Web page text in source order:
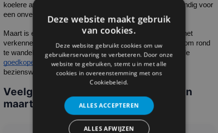
koelere avonden. Een lichte regenjas of een paraplu is handig voor
een onverwachte bui.
Maart is een perfecte maand voor culturele uitstapjes en het
verkennen van oude steden. De temperaturen zijn ideaal om rond
goedkope vliegtickets naar Turkije en de rust bij populaire
bezienswaardigheden.
Veelgestelde vragen over het weer in
maart in Turkije
Deze website maakt gebruik
van cookies.
Deze website gebruikt cookies om uw
gebruikerservaring te verbeteren. Door onze
website te gebruiken, stemt u in met alle
cookies in overeenstemming met ons
Cookiebeleid.
ALLES ACCEPTEREN
ALLES AFWIJZEN